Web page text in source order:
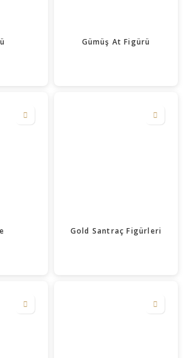
Gümüş At Figürü
Gold Santraç Figürleri